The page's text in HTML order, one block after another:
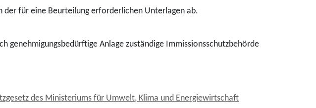
der für eine Beurteilung erforderlichen Unterlagen ab.
genehmigungsbedürftige Anlage zuständige Immissionsschutzbehörde
des Ministeriums für Umwelt, Klima und Energiewirtschaft